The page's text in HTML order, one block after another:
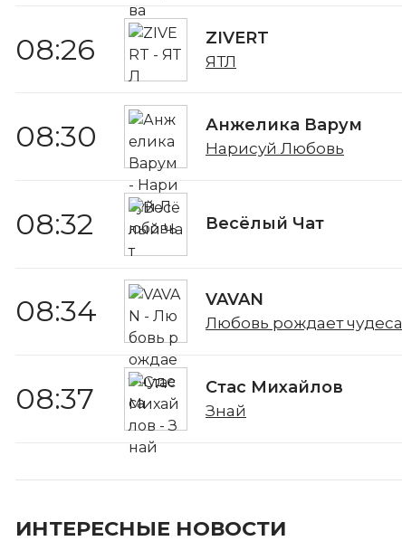
08:26 ZIVERT
ЯТЛ
08:30 Анжелика Варум
Нарисуй Любовь
08:32 Весёлый Чат
08:34 VAVAN
Любовь рождает чудеса
08:37 Стас Михайлов
Знай
ИНТЕРЕСНЫЕ НОВОСТИ